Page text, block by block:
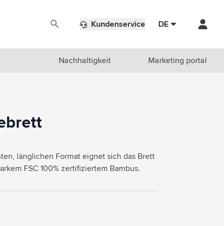
Kundenservice DE
Nachhaltigkeit Marketing portal
länglichen Format eignet sich das Brett
FSC 100% zertifiziertem Bambus.